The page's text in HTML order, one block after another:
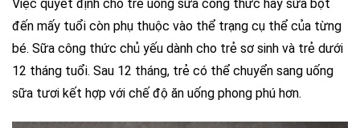
Việc quyết định cho trẻ uống sữa công thức hay sữa bột
đến mấy tuổi còn phụ thuộc vào thể trạng cụ thể của từng
bé. Sữa công thức chủ yếu dành cho trẻ sơ sinh và trẻ dưới
12 tháng tuổi. Sau 12 tháng, trẻ có thể chuyển sang uống
sữa tươi kết hợp với chế độ ăn uống phong phú hơn.